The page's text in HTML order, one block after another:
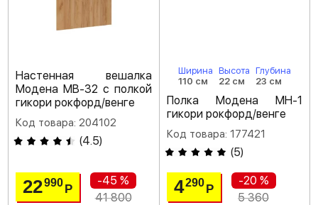
Настенная вешалка
Модена МВ-32 с полкой
гикори рокфорд/венге
Код товара: 204102
(4.5)
22990Р
-45 %
41 800
Ширина
110 см
Высота
22 см
Глубина
23 см
Полка Модена МН-1
гикори рокфорд/венге
Код товара: 177421
(5)
4290 Р
-20 %
5 360